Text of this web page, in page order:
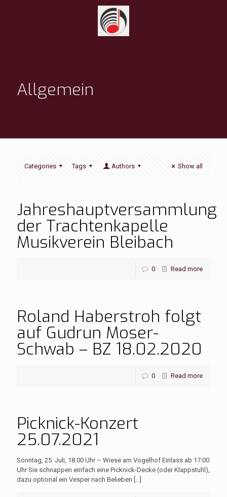
Allgemein
Categories Tags Authors Show all
Jahreshauptversammlung
der Trachtenkapelle
Musikverein Bleibach
0 Read more
Roland Haberstroh folgt
auf Gudrun Moser-
Schwab – BZ 18.02.2020
0 Read more
Picknick-Konzert
25.07.2021
Sonntag, 25. Juli, 18.00 Uhr – Wiese am Vogelhof Einlass ab 17.00
Uhr Sie schnappen einfach eine Picknick-Decke (oder Klappstuhl),
dazu optional ein Vesper nach Belieben […]